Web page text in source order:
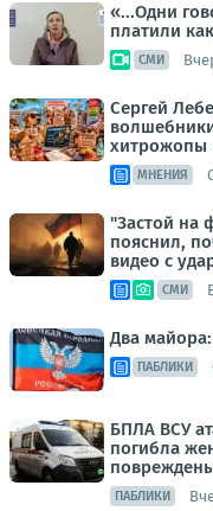
«...Одни
платили
СМИ
Сергей
хитрожопы
МНЕНИЯ
"Застой на
пояснил,
видео с
СМИ
Два майора:
ПАБЛИКИ
БПЛА ВСУ
погибла
ПАБЛИКИ